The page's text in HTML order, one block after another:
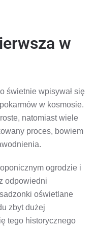
w
świetnie wpisywał się
w kosmosie.
natomiast wiele
proces, bowiem
ogrodzie i
odpowiedni
oświetlane
zbyt dużej
tego historycznego